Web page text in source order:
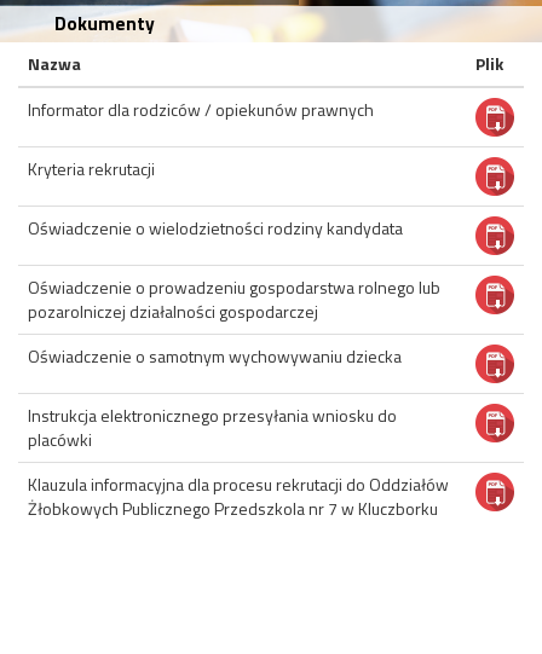
Dokumenty
Nazwa
Plik
Informator dla rodziców / opiekunów prawnych
Kryteria rekrutacji
Oświadczenie o wielodzietności rodziny kandydata
Oświadczenie o prowadzeniu gospodarstwa rolnego lub
pozarolniczej działalności gospodarczej
Oświadczenie o samotnym wychowywaniu dziecka
Instrukcja elektronicznego przesyłania wniosku do
placówki
Klauzula informacyjna dla procesu rekrutacji do Oddziałów
Żłobkowych Publicznego Przedszkola nr 7 w Kluczborku